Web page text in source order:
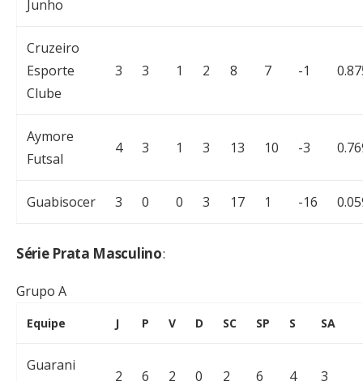
Junho
Cruzeiro
Esporte
Clube
3 3 1 2 8 7 -1
Aymore
Futsal
4 3 1 3 13 10 -3
Guabisocer 3 0 0 3 17 1 -16
Série Prata Masculino:
Grupo A
Equipe J P V D SC SP S SA
Guarani
2 6 2 0 2 6 4 3